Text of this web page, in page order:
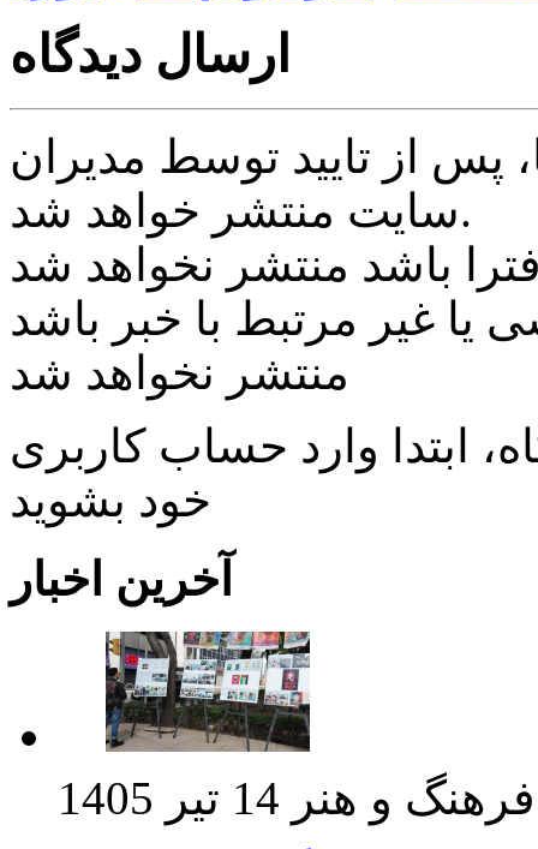
ارسال دیدگاه
از تایید توسط مدیران
سایت منتشر خواهد شد.
یا غیر مرتبط با خبر باشد
منتشر نخواهد شد
ابتدا وارد حساب كاربری
خود بشويد
آخرین اخبار
فرهنگ و هنر 14 تیر 1405